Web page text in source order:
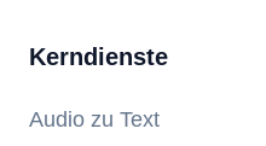
Kerndienste
Audio zu Text